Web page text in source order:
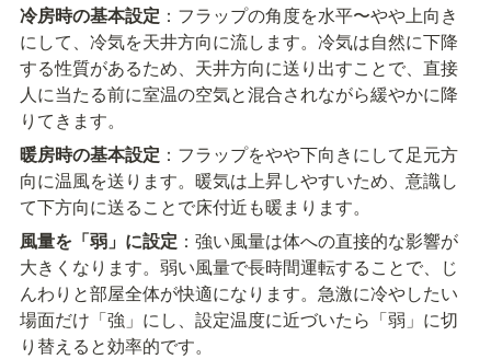
冷房時の基本設定 ：フラップの角度を水平〜やや上向き
にして、冷気を天井方向に流します。冷気は自然に下降
する性質があるため、天井方向に送り出すことで、直接
人に当たる前に室温の空気と混合されながら緩やかに降
りてきます。
暖房時の基本設定 ：フラップをやや下向きにして足元方
向に温風を送ります。暖気は上昇しやすいため、意識し
て下方向に送ることで床付近も暖まります。
風量を「弱」に設定 ：強い風量は体への直接的な影響が
大きくなります。弱い風量で長時間運転することで、じ
んわりと部屋全体が快適になります。急激に冷やしたい
場面だけ「強」にし、設定温度に近づいたら「弱」に切
り替えると効率的です。